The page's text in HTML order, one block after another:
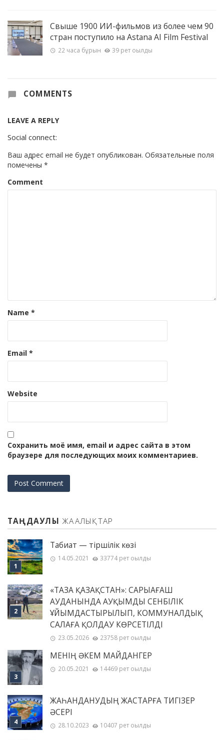
Свыше 1900 ИИ-фильмов из более чем 90
стран поступило на Astana AI Film Festival
22 часа бұрын 39 рет оқылды
COMMENTS
LEAVE A REPLY
Social connect:
Ваш адрес email не будет опубликован. Обязательные поля
помечены *
Comment
Name *
Email *
Website
Сохранить моё имя, email и адрес сайта в этом
браузере для последующих моих комментариев.
ТАҢДАУЛЫ ЖАҢАЛЫҚТАР
Табиғат — тіршілік көзі
14.05.2021 33774 рет оқылды
«ТАЗА ҚАЗАҚСТАН»: САРЫАҒАШ
АУДАНЫНДА АУҚЫМДЫ СЕНБІЛІК
ҰЙЫМДАСТЫРЫЛЫП, КОММУНАЛДЫҚ
САЛАҒА ҚОЛДАУ КӨРСЕТІЛДІ
23.05.2026 23758 рет оқылды
МЕНІҢ ƏКЕМ МАЙДАНГЕР
20.05.2021 14469 рет оқылды
ЖАҺАНДАНУДЫҢ ЖАСТАРҒА ТИГІЗЕР
ӘСЕРІ
28.10.2023 10407 рет оқылды